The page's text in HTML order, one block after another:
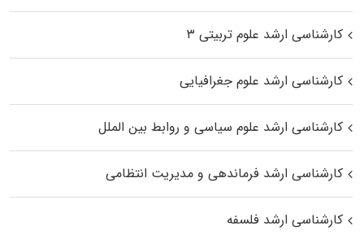
کارشناسی ارشد علوم تربیتی ۳
کارشناسی ارشد علوم جغرافیایی
کارشناسی ارشد علوم سیاسی و روابط بین الملل
کارشناسی ارشد فرماندهی و مدیریت انتظامی
کارشناسی ارشد فلسفه